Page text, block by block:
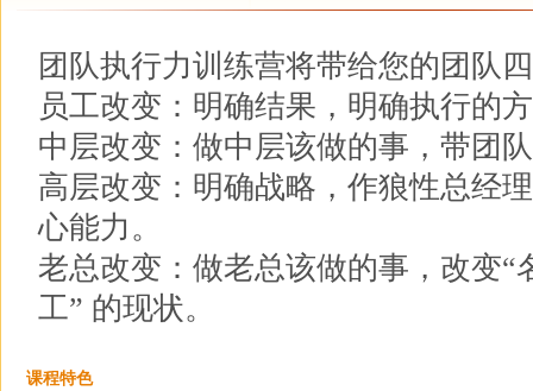
团队执行力训练营将带给您的团队
员工改变：明确结果，明确执行的
中层改变：做中层该做的事，带团
高层改变：明确战略，作狼性总经
心能力。
老总改变：做老总该做的事，改变“
工” 的现状。
课程特色